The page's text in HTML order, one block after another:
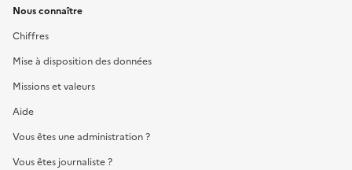
Nous connaître
Chiffres
Mise à disposition des données
Missions et valeurs
Aide
Vous êtes une administration ?
Vous êtes journaliste ?